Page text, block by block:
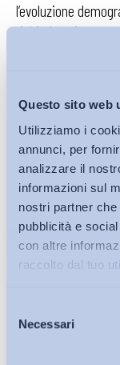
Questo sito web
Utilizziamo i
annunci, per
analizzare il
informazioni sul
nostri partner
pubblicità e
con altre
raccolto dal tuo
delNecessariBollettini ADAPT
l’evoluzione
richiedono
richiamati
staffetta
tutoraggio
rinnovo crea un
contrattazione
In questo quadro
professionalità.
promuovere
formativi, la
inoltre istituita
aggiornare i